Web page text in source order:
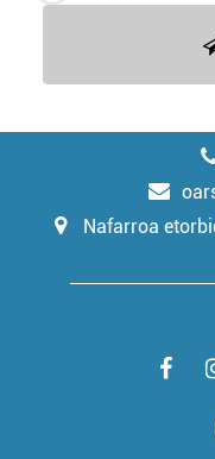
Nafarroa